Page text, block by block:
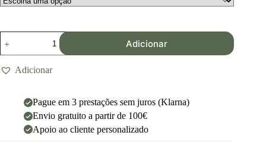
Adicionar
Adicionar
Pague em 3 prestações sem juros (Klarna)
Envio gratuito a partir de 100€
Apoio ao cliente personalizado